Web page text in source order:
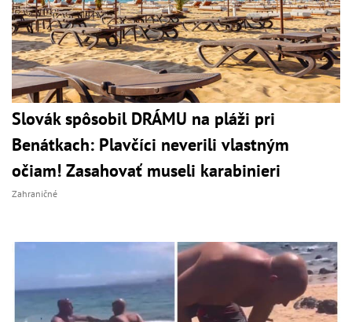
Slovák spôsobil DRÁMU na pláži pri
Benátkach: Plavčíci neverili vlastným
očiam! Zasahovať museli karabinieri
Zahraničné